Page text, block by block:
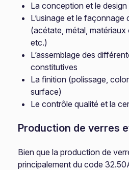
La conception et le
L’usinage et le façonnage
(acétate, métal,
etc.)
L’assemblage des
constitutives
La finition (polissage,
surface)
Le contrôle qualité et la
Production de verres
Bien que la production de
principalement du code